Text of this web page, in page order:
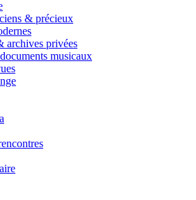
& précieux
archives privées
musicaux